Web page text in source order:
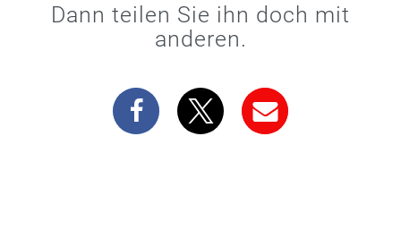
Dann teilen Sie ihn doch mit
anderen.